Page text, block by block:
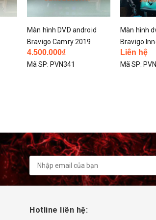
Màn hình dvd android
Bravigo Innova 2019
Liên hệ
Mã SP: PVN340
Camry 2019
4.500.000₫
Hotline liên hệ: